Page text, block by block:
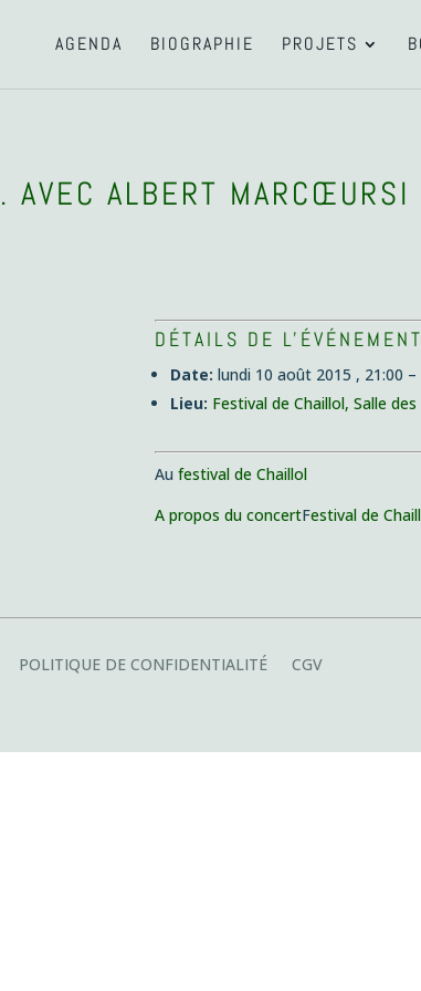
AGENDA BIOGRAPHIE PROJETS
ALBERT MARCŒURSI
DÉTAILS DE L'ÉVÉNEMENT
Date: lundi 10 août 2015 , 21:00 –
Lieu: Festival de Chaillol, Salle
Aufestival de Chaillol
A propos du concertFestival de
POLITIQUE DE CONFIDENTIALITÉ CGV